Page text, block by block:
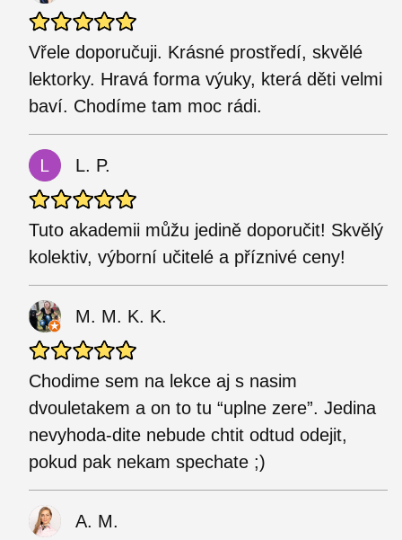
Vřele doporučuji. Krásné prostředí, skvělé
lektorky. Hravá forma výuky, která děti velmi
baví. Chodíme tam moc rádi.
L. P.
Tuto akademii můžu jedině doporučit! Skvělý
kolektiv, výborní učitelé a příznivé ceny!
M. M. K. K.
Chodime sem na lekce aj s nasim
dvouletakem a on to tu “uplne zere”. Jedina
nevyhoda-dite nebude chtit odtud odejit,
pokud pak nekam spechate ;)
A. M.